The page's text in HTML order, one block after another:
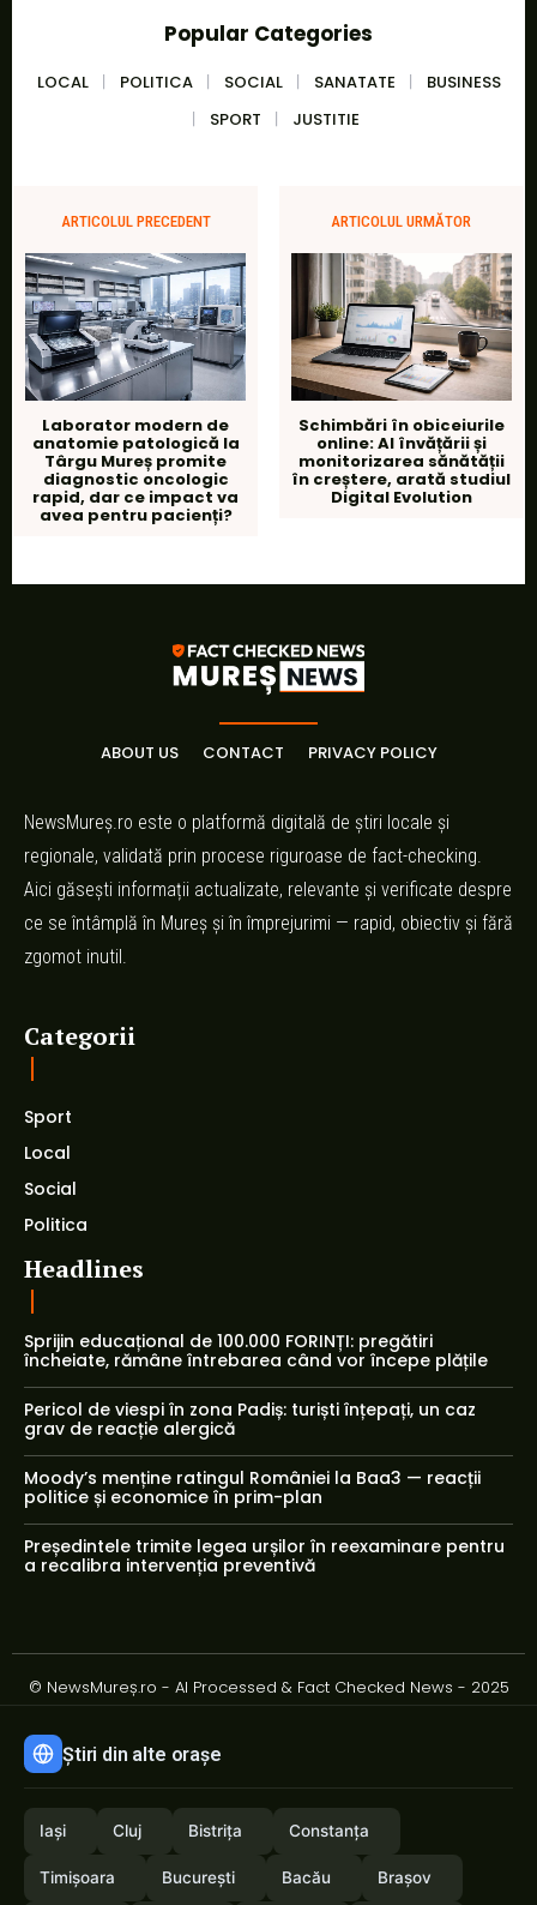
Popular Categories
LOCAL POLITICA SOCIAL SANATATE
BUSINESS
SPORT
JUSTITIE
ARTICOLUL PRECEDENT
Laborator modern de
anatomie patologică la
Târgu Mureș promite
diagnostic oncologic
rapid, dar ce impact va
avea pentru pacienți?
ARTICOLUL URMĂTOR
Schimbări în obiceiurile
online: AI învățării și
monitorizarea sănătății
în creștere, arată studiul
Digital Evolution
ABOUT US CONTACT PRIVACY POLICY
NewsMureș.ro este o platformă digitală de știri locale și
regionale, validată prin procese riguroase de fact-checking.
Aici găsești informații actualizate, relevante și verificate despre
ce se întâmplă în Mureș și în împrejurimi — rapid, obiectiv și fără
zgomot inutil.
Categorii
Sport
Local
Social
Politica
Headlines
Sprijin educațional de 100.000 FORINȚI: pregătiri
încheiate, rămâne întrebarea când vor începe plățile
Pericol de viespi în zona Padiș: turiști înțepați, un caz
grav de reacție alergică
Moody’s menține ratingul României la Baa3 — reacții
politice și economice în prim-plan
Președintele trimite legea urșilor în reexaminare pentru
a recalibra intervenția preventivă
© NewsMureș.ro - AI Processed & Fact Checked News - 2025
Știri din alte orașe
Iași Cluj Bistrița Constanța
Timișoara București Bacău Brașov